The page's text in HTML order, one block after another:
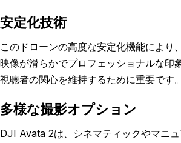
安定化技術
このドローンの高度な安定化機能により
映像が滑らかでプロフェッショナルな印
視聴者の関心を維持するために重要です。
多様な撮影オプション
DJI Avata 2は、シネマティックやマニ